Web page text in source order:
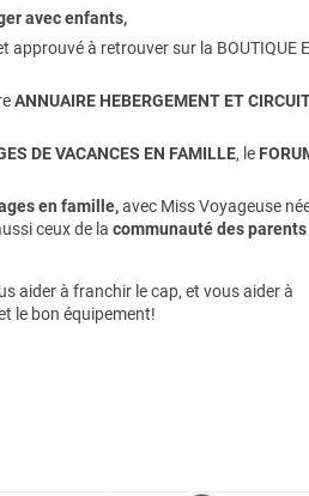
avec enfants,
approuvé à retrouver sur la BOUTIQUE
ANNUAIRE HEBERGEMENT ET
DE VACANCES EN FAMILLE, le
en famille,avec Miss Voyageuse
ceux de la communauté des parents
aider à franchir le cap, et vous aider à
le bon équipement!